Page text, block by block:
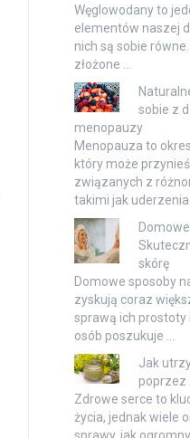
Węglowodany to
elementów naszej
nich są sobie
złożone …
sobie z
menopauzy
Menopauza to
który może
związanych z
takimi jak uderzenia
skórę
Domowe sposoby
zyskują coraz
sprawą ich prostoty
osób poszukuje …
Jak
poprzez
Zdrowe serce to
życia, jednak wiele
sprawy, jak ogromny